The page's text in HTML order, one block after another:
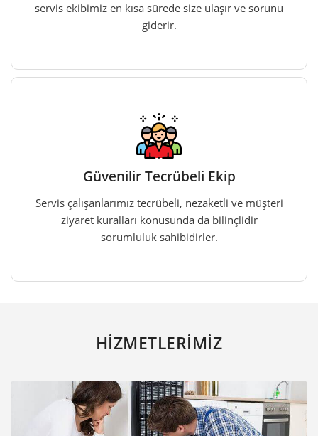
servis ekibimiz en kısa sürede size ulaşır ve sorunu
giderir.
Güvenilir Tecrübeli Ekip
Servis çalışanlarımız tecrübeli, nezaketli ve müşteri
ziyaret kuralları konusunda da bilinçlidir
sorumluluk sahibidirler.
HİZMETLERİMİZ